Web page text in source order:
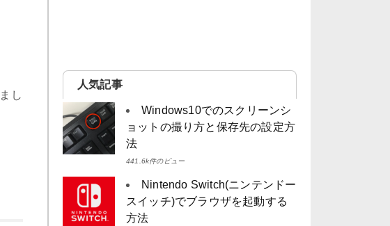
し
人気記事
Windows10でのスクリーンシ
ョットの撮り方と保存先の設定方
法
441.6k件のビュー
Nintendo Switch(ニンテンドー
スイッチ)でブラウザを起動する
方法